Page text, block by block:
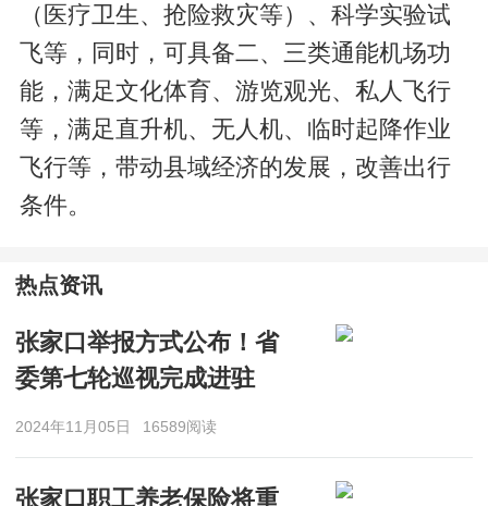
（医疗卫生、抢险救灾等）、科学实验试
飞等，同时，可具备二、三类通能机场功
能，满足文化体育、游览观光、私人飞行
等，满足直升机、无人机、临时起降作业
飞行等，带动县域经济的发展，改善出行
条件。
热点资讯
张家口举报方式公布！省
委第七轮巡视完成进驻
2024年11月05日 16589阅读
张家口职工养老保险将重